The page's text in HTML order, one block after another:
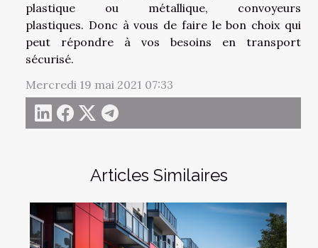
Articles Similaires
plastique ou métallique, convoyeurs
plastiques. Donc à vous de faire le bon choix qui
peut répondre à vos besoins en transport
sécurisé.
Mercredi 19 mai 2021 07:33